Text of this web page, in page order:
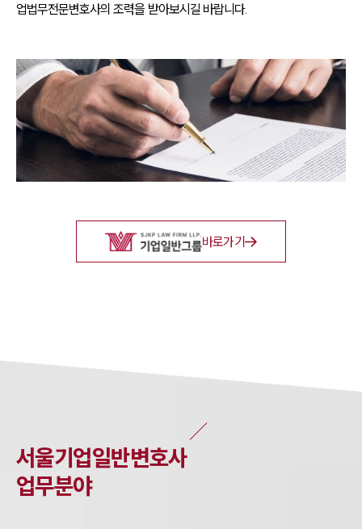
업법무전문변호사의 조력을 받아보시길 바랍니다.
바로가기
서울기업일반변호사
업무분야